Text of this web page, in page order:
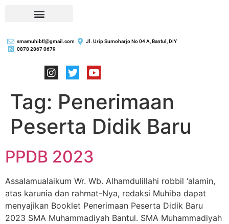
smamuhibtl@gmail.com
Jl. Urip Sumoharjo No 04 A, Bantul, DIY
0878 2867 0679
Tag: Penerimaan
Peserta Didik Baru
PPDB 2023
Assalamualaikum Wr. Wb. Alhamdulillahi robbil ‘alamin,
atas karunia dan rahmat-Nya, redaksi Muhiba dapat
menyajikan Booklet Penerimaan Peserta Didik Baru
2023 SMA Muhammadiyah Bantul. SMA Muhammadiyah